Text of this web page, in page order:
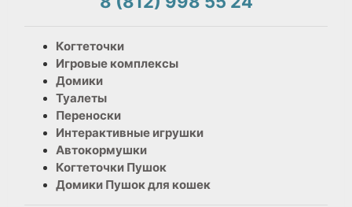
Когтеточки
Игровые комплексы
Домики
Туалеты
Переноски
Интерактивные игрушки
Автокормушки
Когтеточки Пушок
Домики Пушок для кошек